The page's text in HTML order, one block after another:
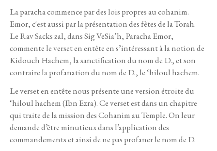
La paracha commence par des lois propres au cohanim.
Emor, c'est aussi par la présentation des fêtes de la Torah.
Le Rav Sacks zal, dans Sig VeSia’h, Paracha Emor,
commente le verset en entête en s’intéressant à la notion de
Kidouch Hachem, la sanctification du nom de D., et son
contraire la profanation du nom de D., le ‘hiloul hachem.
Le verset en entête nous présente une version étroite du
‘hiloul hachem (Ibn Ezra). Ce verset est dans un chapitre
qui traite de la mission des Cohanim au Temple. On leur
demande d’être minutieux dans l’application des
commandements et ainsi de ne pas profaner le nom de D.